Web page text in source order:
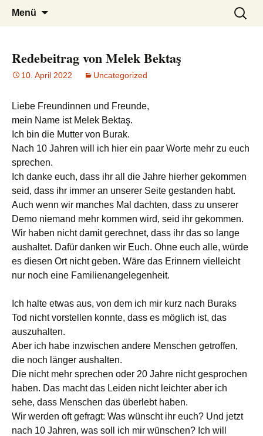
burak
Menü
Suchen
nach:
Redebeitrag von Melek Bektaş
10. April 2022 Uncategorized
Liebe Freundinnen und Freunde,
mein Name ist Melek Bektaş.
Ich bin die Mutter von Burak.
Nach 10 Jahren will ich hier ein paar Worte mehr zu euch
sprechen.
Ich danke euch, dass ihr all die Jahre hierher gekommen
seid, dass ihr immer an unserer Seite gestanden habt.
Auch wenn wir manches Mal dachten, dass zu unserer
Demo niemand mehr kommen wird, seid ihr gekommen.
Wir haben nicht damit gerechnet, dass ihr das so lange
aushaltet. Dafür danken wir Euch. Ohne euch alle, würde
es diesen Ort nicht geben. Wäre das Erinnern vielleicht
nur noch eine Familienangelegenheit.
Ich halte etwas aus, von dem ich mir kurz nach Buraks
Tod nicht vorstellen konnte, dass es möglich ist, das
auszuhalten.
Aber ich habe inzwischen andere Menschen getroffen,
die noch länger aushalten.
Die nicht mehr sprechen oder 20 Jahre nicht gesprochen
haben. Das macht das Leiden nicht leichter aber ich
sehe, dass Menschen das überlebt haben.
Wir werden oft gefragt: Was wünscht ihr euch? Und jetzt
nach 10 Jahren, was soll ich mir wünschen? Ich will